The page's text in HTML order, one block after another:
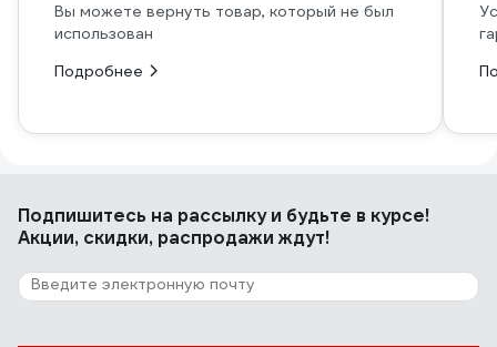
Вы можете вернуть товар, который не был
использован
Подробнее
Подпишитесь на рассылкуи будьте в курсе!
Акции, скидки, распродажи ждут!